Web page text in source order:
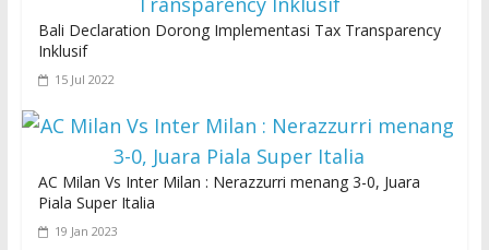
Bali Declaration Dorong Implementasi Tax Transparency
Inklusif
15 Jul 2022
AC Milan Vs Inter Milan : Nerazzurri menang 3-0, Juara
Piala Super Italia
19 Jan 2023